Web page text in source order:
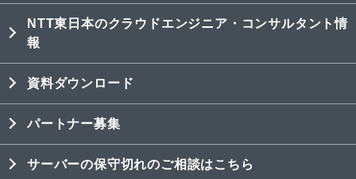
NTT東日本のクラウドエンジニア・コンサルタント情
報
資料ダウンロード
パートナー募集
サーバーの保守切れのご相談はこちら